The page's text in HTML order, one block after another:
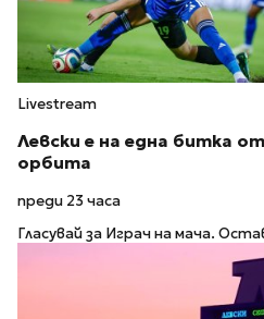
Livestream
Левски е на една битка
орбита
преди 23 часа
Гласувай за Играч на мача.